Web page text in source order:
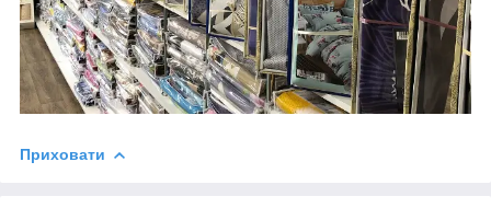
Приховати